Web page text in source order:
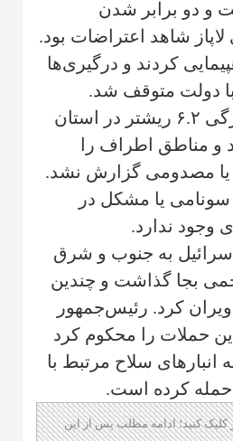
و دو برابر شدن
شاهد اعتراضات بود.
کردند و درگیری‌ها
دولت متوقف شد.
۱۴- زلزله‌ای به بزرگی ۶.۲ ریشتر در استان
و مناطق اطراف را
یا مصدومی گزارش نشد.
سونامی یا مشکل در
وجود ندارد.
به جنوب و شرق
بجا گذاشت و چندین
کرد. رئیس‌جمهور
حملات را محکوم کرد
انبارهای سلاح مرتبط با
کرده است.
کنید؛ ادامه مطلب پس از این